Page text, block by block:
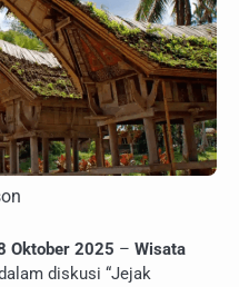
Oktober 2025 – Wisata
diskusi “Jejak